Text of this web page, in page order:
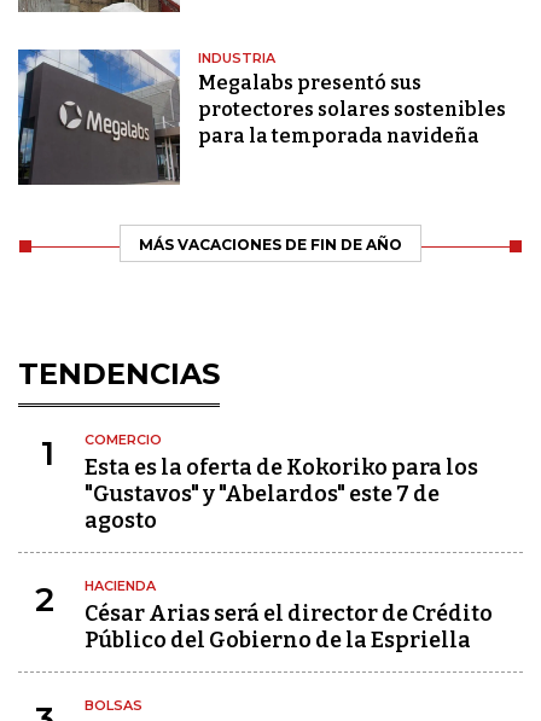
INDUSTRIA
Megalabs presentó sus
protectores solares sostenibles
para la temporada navideña
MÁS VACACIONES DE FIN DE AÑO
TENDENCIAS
1 COMERCIO
Esta es la oferta de Kokoriko para los
"Gustavos" y "Abelardos" este 7 de
agosto
2 HACIENDA
César Arias será el director de Crédito
Público del Gobierno de la Espriella
BOLSAS